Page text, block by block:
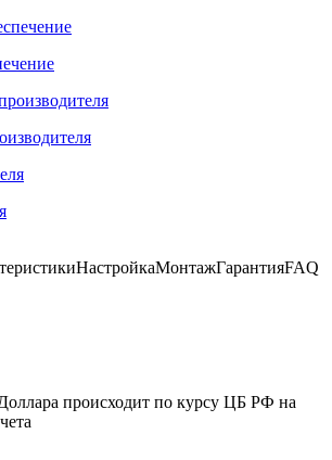
НастройкаМонтажГарантияFAQ
происходит по курсу ЦБ РФ на